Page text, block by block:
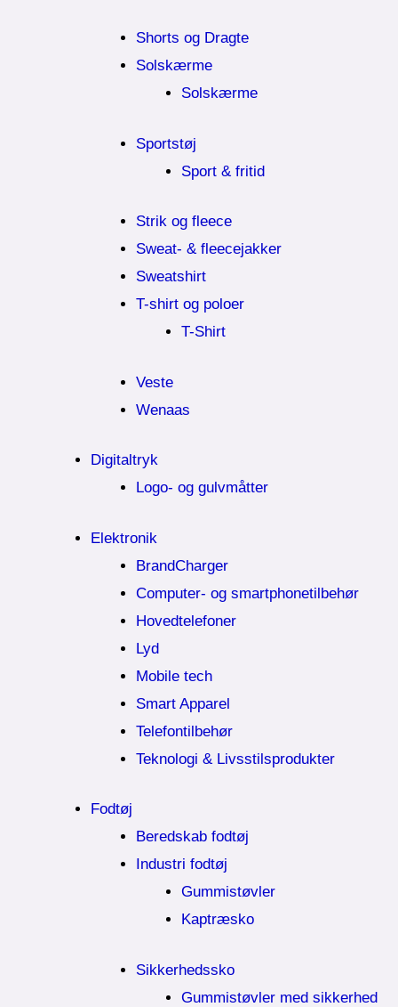
Shorts og Dragte
Solskærme
Solskærme
Sportstøj
Sport & fritid
Strik og fleece
Sweat- & fleecejakker
Sweatshirt
T-shirt og poloer
T-Shirt
Veste
Wenaas
Digitaltryk
Logo- og gulvmåtter
Elektronik
BrandCharger
Computer- og smartphonetilbehør
Hovedtelefoner
Lyd
Mobile tech
Smart Apparel
Telefontilbehør
Teknologi & Livsstilsprodukter
Fodtøj
Beredskab fodtøj
Industri fodtøj
Gummistøvler
Kaptræsko
Sikkerhedssko
Gummistøvler med sikkerhed